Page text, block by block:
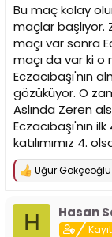
Bu maç kolay
maçlar başlıyor.
maçı var sonra
maçı da var ki o
Eczacıbaşı'nın
gözüküyor. O
Aslında Zeren
Eczacıbaşı'nın
katılımımız 4.
T
Uğur Gökçeoğlu
H Hasan